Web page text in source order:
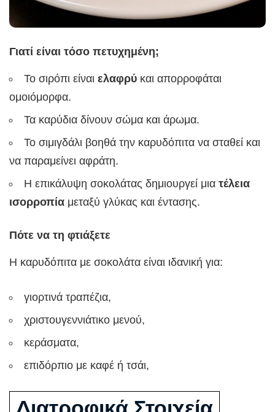
Γιατί είναι τόσο πετυχημένη;
Το σιρόπι είναι ελαφρύ και απορροφάται
ομοιόμορφα.
Τα καρύδια δίνουν σώμα και άρωμα.
Το σιμιγδάλι βοηθά την καρυδόπιτα να σταθεί και
να παραμείνει αφράτη.
Η επικάλυψη σοκολάτας δημιουργεί μια τέλεια
ισορροπία μεταξύ γλύκας και έντασης.
Πότε να τη φτιάξετε
Η καρυδόπιτα με σοκολάτα είναι ιδανική για:
γιορτινά τραπέζια,
χριστουγεννιάτικο μενού,
κεράσματα,
επιδόρπιο με καφέ ή τσάι,